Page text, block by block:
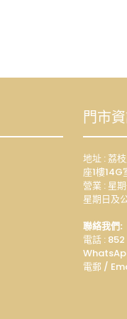
門市
地址 : 荔
座1樓
營業 : 星
星期日及
聯絡我們:
電話 :
電郵 /